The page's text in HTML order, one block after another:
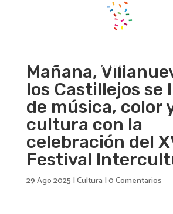
Mañana,
los Castillejos se
de música, color
cultura con la
celebración del
Festival
29 Ago 2025 |Cultura |0 Comentarios